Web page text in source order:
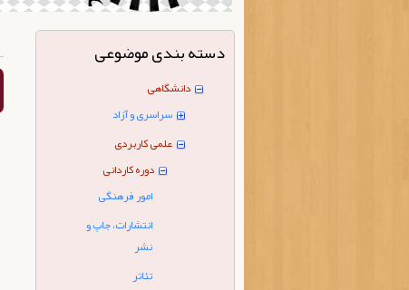
دسته بندی موضوعی
دانشگاهی
سراسری و آزاد
علمی کاربردی
دوره کاردانی
امور فرهنگی
انتشارات، جاپ و
نشر
تئاتر